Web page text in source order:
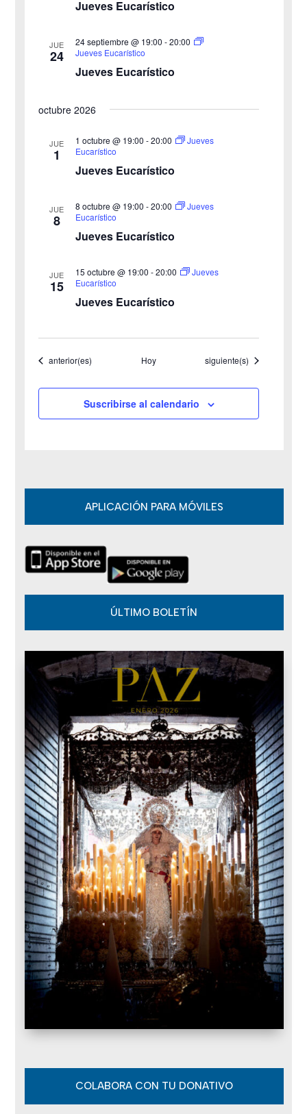
y
v
e
v
e
o
Jueves Eucarístico
JUE
24
Jueves Eucarístico
24 septiembre @ 19:00 -20:00
Jueves Eucarístico
octubre 2026
JUE
1
Jueves Eucarístico
1 octubre @ 19:00 -20:00
Jueves
Eucarístico
JUE
8
Jueves Eucarístico
8 octubre @ 19:00 -20:00
Jueves
Eucarístico
JUE
15
Jueves Eucarístico
15 octubre @ 19:00 -20:00
Jueves
Eucarístico
Eventos
anterior(es) Hoy Eventos
siguiente(s)
Suscribirse al calendario
APLICACIÓN PARA MÓVILES
ÚLTIMO BOLETÍN
COLABORA CON TU DONATIVO